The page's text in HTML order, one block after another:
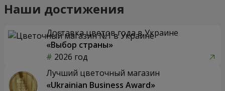
Наши достижения
Доставка цветов года в Украине
«Выбор страны»
2026 год
Лучший цветочный магазин
«Ukrainian Business Award»